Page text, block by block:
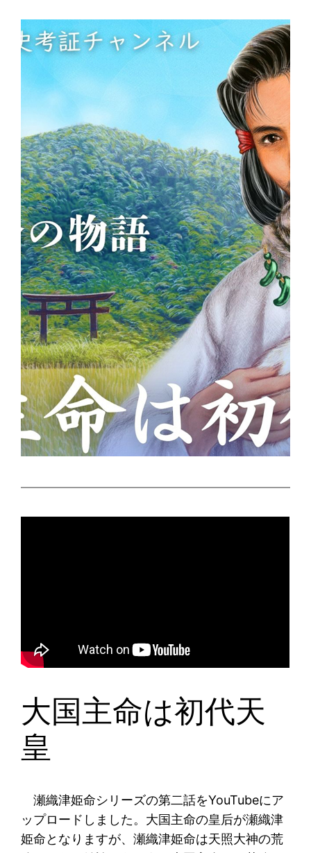
大国主命は初代天
皇
瀬織津姫命シリーズの第二話をYouTubeにア
ップロードしました。大国主命の皇后が瀬織津
姫命となりますが、瀬織津姫命は天照大神の荒